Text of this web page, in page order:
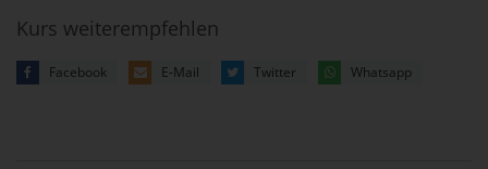
Kurs weiterempfehlen
Facebook E-Mail Twitter Whatsapp